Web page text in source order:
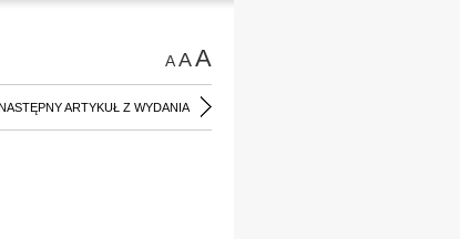
AAA
ARTYKUŁ Z WYDANIA